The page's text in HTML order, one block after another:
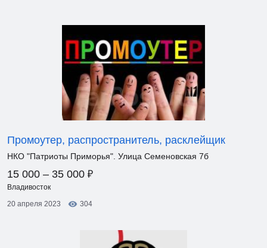
Промоутер, распространитель, расклейщик
НКО "Патриоты Приморья". Улица Семеновская 7б
15 000 – 35 000 ₽
Владивосток
20 апреля 2023
304